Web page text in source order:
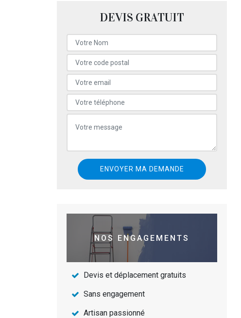
DEVIS GRATUIT
NOS ENGAGEMENTS
Devis et déplacement gratuits
Sans engagement
Artisan passionné